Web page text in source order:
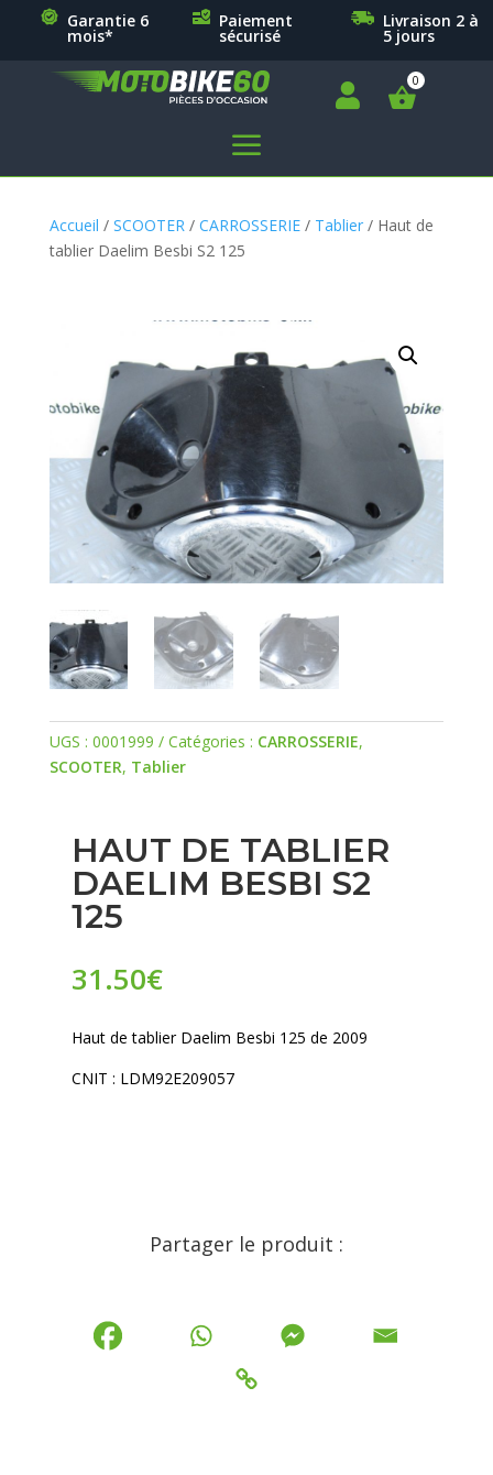
Garantie 6
mois*
Paiement
sécurisé
Livraison 2 à
5 jours

a
Accueil / SCOOTER / CARROSSERIE/ Tablier/ Haut de
tablier Daelim Besbi S2 125
UGS : 0001999 Catégories : CARROSSERIE,
SCOOTER, Tablier
HAUT DE TABLIER
DAELIM BESBI S2
125
31.50€
Haut de tablier Daelim Besbi 125 de 2009
CNIT : LDM92E209057
Partager le produit :